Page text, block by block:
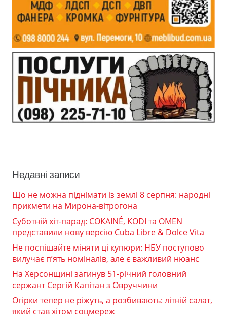
Недавні записи
Що не можна піднімати із землі 8 серпня: народні
прикмети на Мирона-вітрогона
Суботній хіт-парад: COKAINÉ, KODI та OMEN
представили нову версію Cuba Libre & Dolce Vita
Не поспішайте міняти ці купюри: НБУ поступово
вилучає п’ять номіналів, але є важливий нюанс
На Херсонщині загинув 51-річний головний
сержант Сергій Капітан з Овруччини
Огірки тепер не ріжуть, а розбивають: літній салат,
який став хітом соцмереж